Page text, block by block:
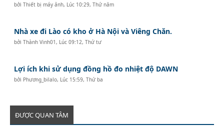
bởiThiết bị máy ảnh, Lúc 10:29, Thứ năm
Nhà xe đi Lào có kho ở Hà Nội và Viêng Chăn.
bởiThành Vinh01 , Lúc 09:12, Thứ tư
Lợi ích khi sử dụng đồng hồ đo nhiệt độ DAWN
bởi Phương_bilalo, Lúc 15:59, Thứ ba
ĐƯỢC QUAN TÂM